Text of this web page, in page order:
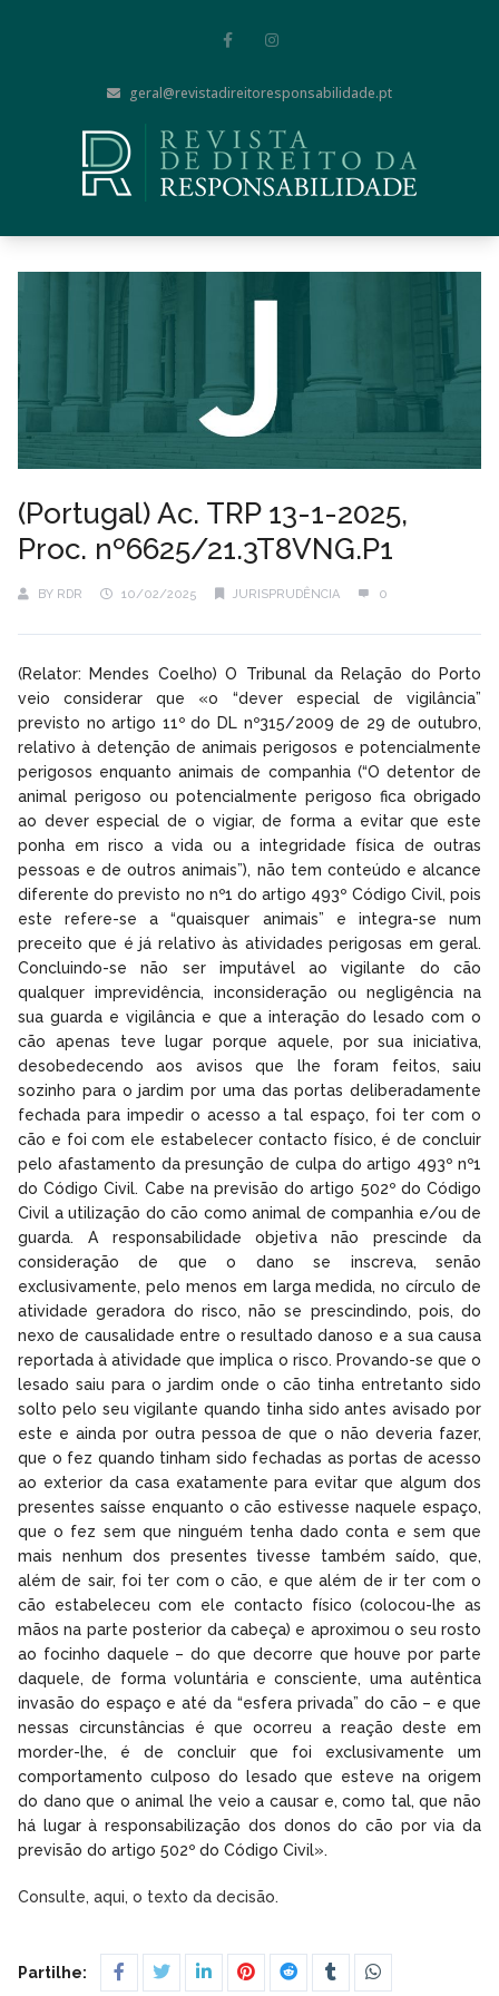
geral@revistadireitoresponsabilidade.pt
(Portugal) Ac. TRP 13-1-2025,
Proc. nº6625/21.3T8VNG.P1
BY RDR 10/02/2025 JURISPRUDÊNCIA 0
(Relator: Mendes Coelho) O Tribunal da Relação do Porto
veio considerar que «o “dever especial de vigilância”
previsto no artigo 11º do DL nº315/2009 de 29 de outubro,
relativo à detenção de animais perigosos e potencialmente
perigosos enquanto animais de companhia (“O detentor de
animal perigoso ou potencialmente perigoso fica obrigado
ao dever especial de o vigiar, de forma a evitar que este
ponha em risco a vida ou a integridade física de outras
pessoas e de outros animais”), não tem conteúdo e alcance
diferente do previsto no nº1 do artigo 493º Código Civil, pois
este refere-se a “quaisquer animais” e integra-se num
preceito que é já relativo às atividades perigosas em geral.
Concluindo-se não ser imputável ao vigilante do cão
qualquer imprevidência, inconsideração ou negligência na
sua guarda e vigilância e que a interação do lesado com o
cão apenas teve lugar porque aquele, por sua iniciativa,
desobedecendo aos avisos que lhe foram feitos, saiu
sozinho para o jardim por uma das portas deliberadamente
fechada para impedir o acesso a tal espaço, foi ter com o
cão e foi com ele estabelecer contacto físico, é de concluir
pelo afastamento da presunção de culpa do artigo 493º nº1
do Código Civil. Cabe na previsão do artigo 502º do Código
Civil a utilização do cão como animal de companhia e/ou de
guarda. A responsabilidade objetiva não prescinde da
consideração de que o dano se inscreva, senão
exclusivamente, pelo menos em larga medida, no círculo de
atividade geradora do risco, não se prescindindo, pois, do
nexo de causalidade entre o resultado danoso e a sua causa
reportada à atividade que implica o risco. Provando-se que o
lesado saiu para o jardim onde o cão tinha entretanto sido
solto pelo seu vigilante quando tinha sido antes avisado por
este e ainda por outra pessoa de que o não deveria fazer,
que o fez quando tinham sido fechadas as portas de acesso
ao exterior da casa exatamente para evitar que algum dos
presentes saísse enquanto o cão estivesse naquele espaço,
que o fez sem que ninguém tenha dado conta e sem que
mais nenhum dos presentes tivesse também saído, que,
além de sair, foi ter com o cão, e que além de ir ter com o
cão estabeleceu com ele contacto físico (colocou-lhe as
mãos na parte posterior da cabeça) e aproximou o seu rosto
ao focinho daquele – do que decorre que houve por parte
daquele, de forma voluntária e consciente, uma autêntica
invasão do espaço e até da “esfera privada” do cão – e que
nessas circunstâncias é que ocorreu a reação deste em
morder-lhe, é de concluir que foi exclusivamente um
comportamento culposo do lesado que esteve na origem
do dano que o animal lhe veio a causar e, como tal, que não
há lugar à responsabilização dos donos do cão por via da
previsão do artigo 502º do Código Civil».
Consulte, aqui, o texto da decisão.
Partilhe: